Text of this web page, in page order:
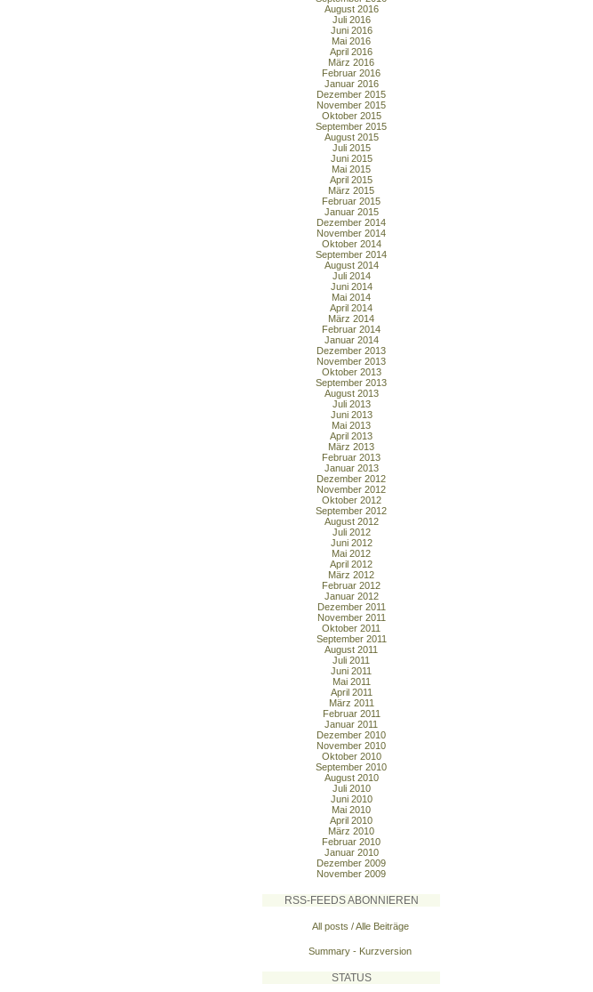
August 2016
Juli 2016
Juni 2016
Mai 2016
April 2016
März 2016
Februar 2016
Januar 2016
Dezember 2015
November 2015
Oktober 2015
September 2015
August 2015
Juli 2015
Juni 2015
Mai 2015
April 2015
März 2015
Februar 2015
Januar 2015
Dezember 2014
November 2014
Oktober 2014
September 2014
August 2014
Juli 2014
Juni 2014
Mai 2014
April 2014
März 2014
Februar 2014
Januar 2014
Dezember 2013
November 2013
Oktober 2013
September 2013
August 2013
Juli 2013
Juni 2013
Mai 2013
April 2013
März 2013
Februar 2013
Januar 2013
Dezember 2012
November 2012
Oktober 2012
September 2012
August 2012
Juli 2012
Juni 2012
Mai 2012
April 2012
März 2012
Februar 2012
Januar 2012
Dezember 2011
November 2011
Oktober 2011
September 2011
August 2011
Juli 2011
Juni 2011
Mai 2011
April 2011
März 2011
Februar 2011
Januar 2011
Dezember 2010
November 2010
Oktober 2010
September 2010
August 2010
Juli 2010
Juni 2010
Mai 2010
April 2010
März 2010
Februar 2010
Januar 2010
Dezember 2009
November 2009
RSS-FEEDS ABONNIEREN
All posts / Alle Beiträge
Summary - Kurzversion
STATUS